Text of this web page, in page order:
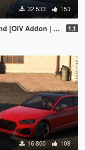
32.533 153
Addon | FiveM] 1.1
16.800 108